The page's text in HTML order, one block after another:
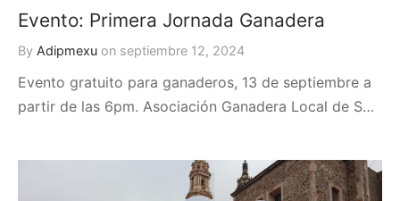
Evento: Primera Jornada Ganadera
By Adipmexu on septiembre 12, 2024
Evento gratuito para ganaderos, 13 de septiembre a
partir de las 6pm. Asociación Ganadera Local de S…